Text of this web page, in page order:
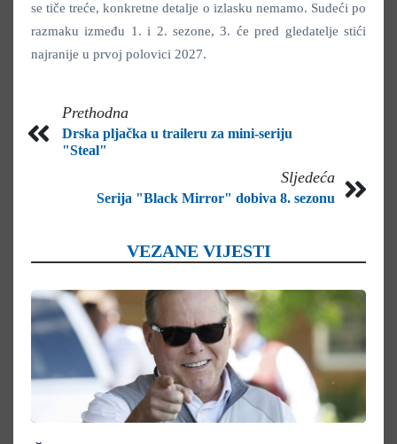
se tiče treće, konkretne detalje o izlasku nemamo. Sudeći po
razmaku između 1. i 2. sezone, 3. će pred gledatelje stići
najranije u prvoj polovici 2027.
Prethodna
Drska pljačka u traileru za mini-seriju
"Steal"
Sljedeća
Serija "Black Mirror" dobiva 8. sezonu
VEZANE VIJESTI